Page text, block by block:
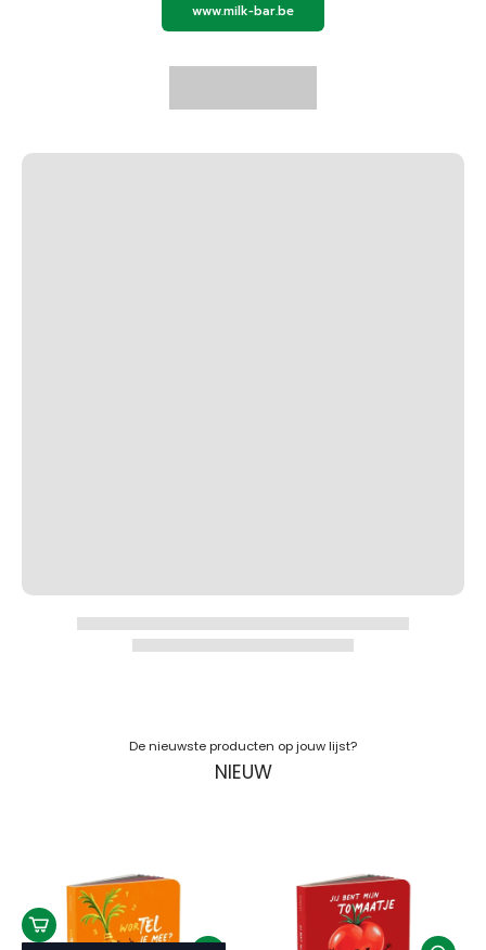
www.milk-bar.be
De nieuwste producten op jouw lijst?
NIEUW